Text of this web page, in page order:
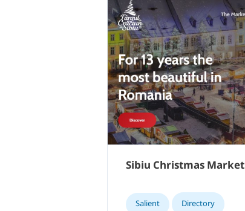
Sibiu Christmas Market
Salient Directory